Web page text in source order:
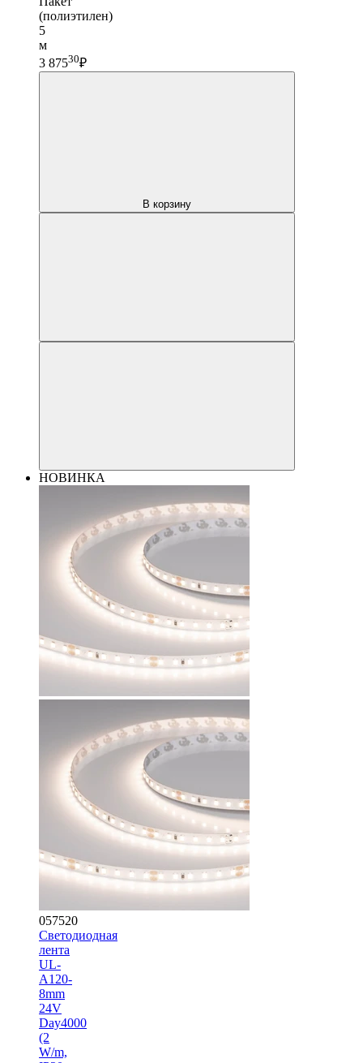
(полиэтилен)
5
м
3 87530₽
В корзину
НОВИНКА
057520
Светодиодная
лента
UL-
A120-
8mm
24V
Day4000
(2
W/m,